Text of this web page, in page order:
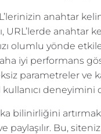
anahtar
anahtar
olumlu yönde
iyi performans
parametreler ve
deneyimini
paylaşılır. Bu,